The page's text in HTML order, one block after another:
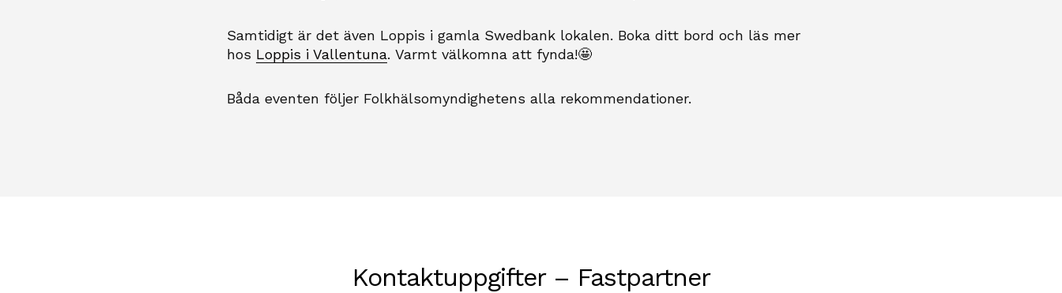
Samtidigt är det även Loppis i gamla Swedbank lokalen. Boka ditt bord och läs mer
hos Loppis i Vallentuna. Varmt välkomna att fynda!🤩
Båda eventen följer Folkhälsomyndighetens alla rekommendationer.
Kontaktuppgifter – Fastpartner